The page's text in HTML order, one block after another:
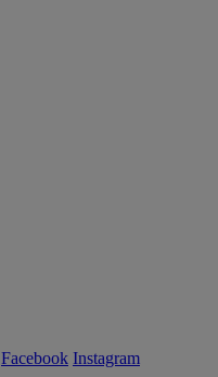
Facebook Instagram